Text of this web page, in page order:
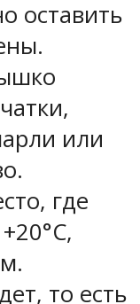
оставить
или
где
то есть